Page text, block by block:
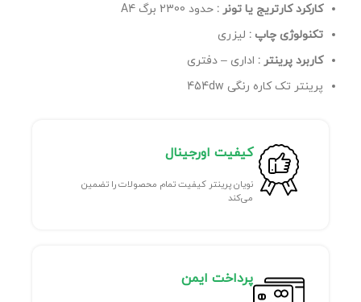
کارکرد کارتریج یا تونر : حدود 2300 برگ A4
تکنولوژی چاپ : لیزری
کاربرد پرینتر : اداری – دفتری
پرینتر تک کاره رنگی 454dw
کیفیت اورجینال
نویان پرینتر کیفیت تمام محصولات را تضمین
می‌کند
پرداخت ایمن